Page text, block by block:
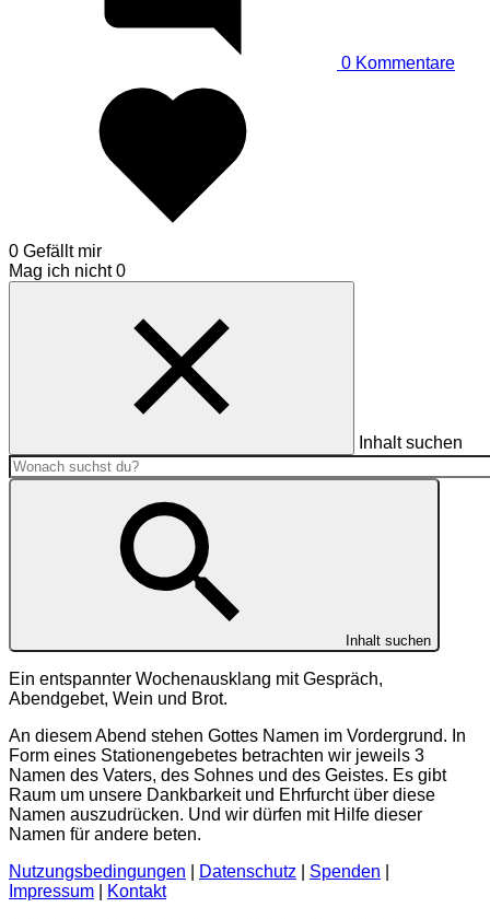
0 Kommentare
0 Gefällt mir
Mag ich nicht 0
Inhalt suchen
Inhalt suchen
Ein entspannter Wochenausklang mit Gespräch,
Abendgebet, Wein und Brot.
An diesem Abend stehen Gottes Namen im Vordergrund. In
Form eines Stationengebetes betrachten wir jeweils 3
Namen des Vaters, des Sohnes und des Geistes. Es gibt
Raum um unsere Dankbarkeit und Ehrfurcht über diese
Namen auszudrücken. Und wir dürfen mit Hilfe dieser
Namen für andere beten.
Nutzungsbedingungen
Datenschutz Spenden
Impressum
Kontakt